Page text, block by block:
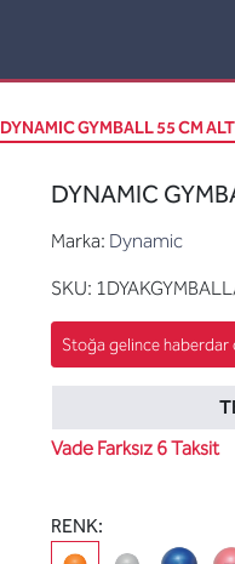
DYNAMIC GYMBALL 55 CM
DYNAMIC
Marka: Dynamic
SKU:
Vade Farksız 6 Taksit
RENK: